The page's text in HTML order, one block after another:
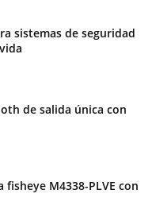
sistemas de seguridad
de salida única con
fisheye M4338-PLVE con